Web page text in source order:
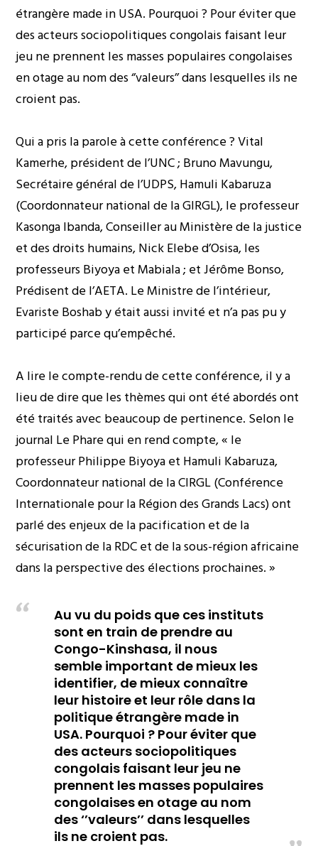
étrangère made in USA. Pourquoi ? Pour éviter que
des acteurs sociopolitiques congolais faisant leur
jeu ne prennent les masses populaires congolaises
en otage au nom des ‘’valeurs’’ dans lesquelles ils ne
croient pas.
Qui a pris la parole à cette conférence ? Vital
Kamerhe, président de l’UNC ; Bruno Mavungu,
Secrétaire général de l’UDPS, Hamuli Kabaruza
(Coordonnateur national de la GIRGL), le professeur
Kasonga Ibanda, Conseiller au Ministère de la justice
et des droits humains, Nick Elebe d’Osisa, les
professeurs Biyoya et Mabiala ; et Jérôme Bonso,
Prédisent de l’AETA. Le Ministre de l’intérieur,
Evariste Boshab y était aussi invité et n’a pas pu y
participé parce qu’empêché.
A lire le compte-rendu de cette conférence, il y a
lieu de dire que les thèmes qui ont été abordés ont
été traités avec beaucoup de pertinence. Selon le
journal Le Phare qui en rend compte, « le
professeur Philippe Biyoya et Hamuli Kabaruza,
Coordonnateur national de la CIRGL (Conférence
Internationale pour la Région des Grands Lacs) ont
parlé des enjeux de la pacification et de la
sécurisation de la RDC et de la sous-région africaine
dans la perspective des élections prochaines. »
Au vu du poids que ces instituts
sont en train de prendre au
Congo-Kinshasa, il nous
semble important de mieux les
identifier, de mieux connaître
leur histoire et leur rôle dans la
politique étrangère made in
USA. Pourquoi ? Pour éviter que
des acteurs sociopolitiques
congolais faisant leur jeu ne
prennent les masses populaires
congolaises en otage au nom
des ‘’valeurs’’ dans lesquelles
ils ne croient pas.